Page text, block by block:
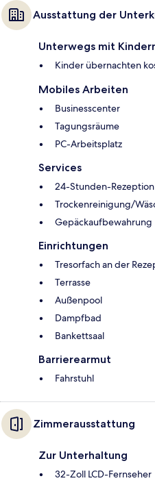
Ausstattung der
Unterwegs mit
Kinder übernachten
Mobiles Arbeiten
Businesscenter
Tagungsräume
PC-Arbeitsplatz
Services
24-Stunden-Rezeption
Trockenreinigung/
Gepäckaufbewahrung
Einrichtungen
Tresorfach an der
Terrasse
Außenpool
Dampfbad
Bankettsaal
Barrierearmut
Fahrstuhl
Zimmerausstattung
Zur Unterhaltung
32-Zoll LCD-Fernseher